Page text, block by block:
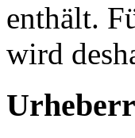
enthält.
wird